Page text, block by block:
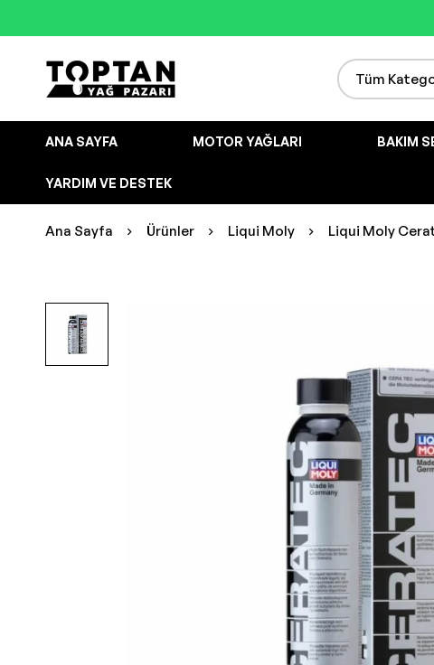
ANA SAYFA MOTOR YAĞLARI BAKIM
YARDIM VE DESTEK
Ana Sayfa Ürünler Liqui Moly Liqui Moly